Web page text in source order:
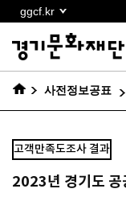
바로가기
ggcf.kr
사전정보공표
고객만족도조사 결과
2023년 경기도 공